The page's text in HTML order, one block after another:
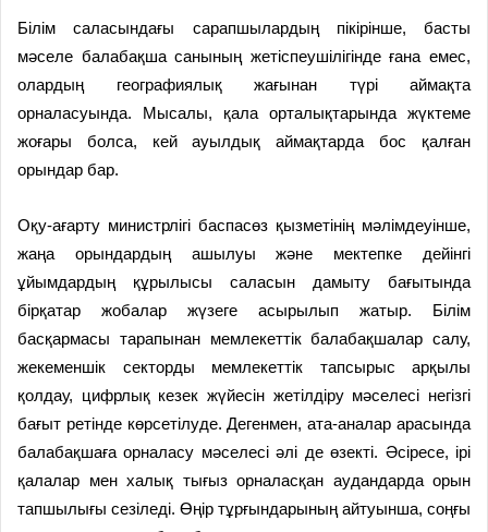
Білім саласындағы сарапшылардың пікірінше, басты
мәселе балабақша санының жетіспеушілігінде ғана емес,
олардың географиялық жағынан түрі аймақта
орналасуында. Мысалы, қала орталықтарында жүктеме
жоғары болса, кей ауылдық аймақтарда бос қалған
орындар бар.
Оқу-ағарту министрлігі баспасөз қызметінің мәлімдеуінше,
жаңа орындардың ашылуы және мектепке дейінгі
ұйымдардың құрылысы саласын дамыту бағытында
бірқатар жобалар жүзеге асырылып жатыр. Білім
басқармасы тарапынан мемлекеттік балабақшалар салу,
жекеменшік секторды мемлекеттік тапсырыс арқылы
қолдау, цифрлық кезек жүйесін жетілдіру мәселесі негізгі
бағыт ретінде көрсетілуде. Дегенмен, ата-аналар арасында
балабақшаға орналасу мәселесі әлі де өзекті. Әсіресе, ірі
қалалар мен халық тығыз орналасқан аудандарда орын
тапшылығы сезіледі. Өңір тұрғындарының айтуынша, соңғы